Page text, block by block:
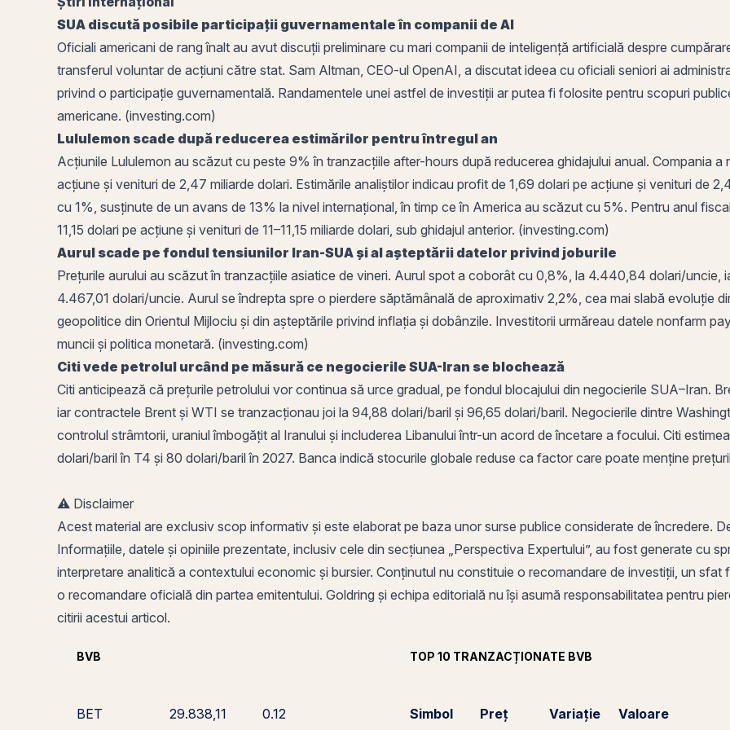
SUA discută posibile participații guvernamentale în companii de AI
Oficiali americani de rang înalt au avut discuții preliminare cu mari companii de inteligență artificială despre
transferul voluntar de acțiuni către stat. Sam Altman, CEO-ul OpenAI, a discutat ideea cu oficiali seniori ai
privind o participație guvernamentală. Randamentele unei astfel de investiții ar putea fi folosite pentru scopuri
americane. (investing.com)
Lululemon scade după reducerea estimărilor pentru întregul an
Acțiunile Lululemon au scăzut cu peste 9% în tranzacțiile after-hours după reducerea ghidajului anual. Compania
acțiune și venituri de 2,47 miliarde dolari. Estimările analiștilor indicau profit de 1,69 dolari pe acțiune și venituri de
cu 1%, susținute de un avans de 13% la nivel internațional, în timp ce în America au scăzut cu 5%. Pentru anul
11,15 dolari pe acțiune și venituri de 11–11,15 miliarde dolari, sub ghidajul anterior. (investing.com)
Aurul scade pe fondul tensiunilor Iran-SUA și al așteptării datelor privind joburile
Prețurile aurului au scăzut în tranzacțiile asiatice de vineri. Aurul spot a coborât cu 0,8%, la 4.440,84 dolari/
4.467,01 dolari/uncie. Aurul se îndrepta spre o pierdere săptămânală de aproximativ 2,2%, cea mai slabă evoluție
geopolitice din Orientul Mijlociu și din așteptările privind inflația și dobânzile. Investitorii urmăreau datele nonfarm
muncii și politica monetară. (investing.com)
Citi vede petrolul urcând pe măsură ce negocierile SUA-Iran se blochează
Citi anticipează că prețurile petrolului vor continua să urce gradual, pe fondul blocajului din negocierile SUA–Iran.
iar contractele Brent și WTI se tranzacționau joi la 94,88 dolari/baril și 96,65 dolari/baril. Negocierile dintre
controlul strâmtorii, uraniul îmbogățit al Iranului și includerea Libanului într-un acord de încetare a focului. Citi
dolari/baril în T4 și 80 dolari/baril în 2027. Banca indică stocurile globale reduse ca factor care poate menține
⚠️ Disclaimer
Acest material are exclusiv scop informativ și este elaborat pe baza unor surse publice considerate de încredere.
Informațiile, datele și opiniile prezentate, inclusiv cele din secțiunea „Perspectiva Expertului”, au fost generate cu
interpretare analitică a contextului economic și bursier. Conținutul nu constituie o recomandare de investiții, un sfat
o recomandare oficială din partea emitentului. Goldring și echipa editorială nu își asumă responsabilitatea pentru
citirii acestui articol.
BVB
BET 29.838,11
0.12
TOP 10 TRANZACȚIONATE BVB
Simbol Preț Variație
Valoare